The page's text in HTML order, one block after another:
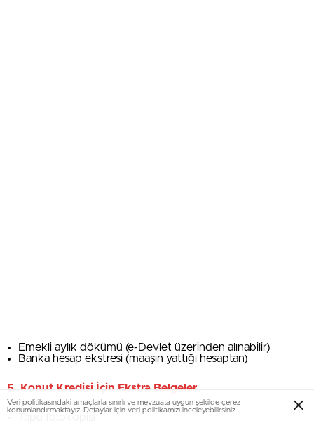
Emekli aylık dökümü (e-Devlet üzerinden alınabilir)
Banka hesap ekstresi (maaşın yattığı hesaptan)
5. Konut Kredisi İçin Ekstra Belgeler
Tapu fotokopisi
Veri politikasındaki amaçlarla sınırlı ve mevzuata uygun şekilde çerez
konumlandırmaktayız. Detaylar için veri politikamızı inceleyebilirsiniz.